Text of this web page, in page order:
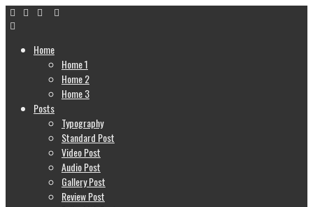
Home
Home 1
Home 2
Home 3
Posts
Typography
Standard Post
Video Post
Audio Post
Gallery Post
Review Post